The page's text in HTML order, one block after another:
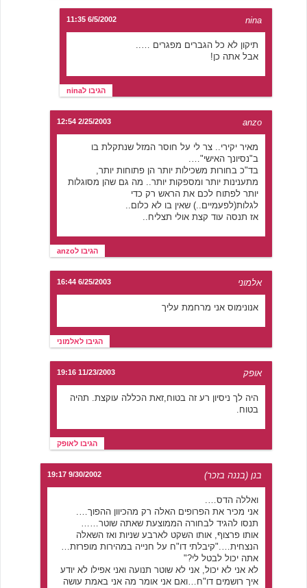
nina
6/5/2002 11:35
תיקון לא כל הגברים מפגרים …..
אבל אתה כן!
הגיבו לnina
anzo
2/25/2003 12:54
מאיר יקירי.. צר לי על חוסר המזל שנתקלת בו
ב"נסיונך האישי"….
בד"כ בחורות משכילות יותר הן פתוחות יותר,
מתענינות יותר ומספקות יותר.. מה גם שהן מסוגלות
יותר לפתוח לכם את הראש רק כדי
לגלות(לפעמיים..) שאין בו לא כלום..
אז תנסה עוד קצת אולי תצליח..
הגיבו לanzo
אלמוני 6/25/2003 16:44
אנונימוס אני מרחמת עליך
הגיבו לאלמוני
אופק 11/23/2003 19:16
היה לך ניסיון רע זה בטוח,זאת הכללה עוקצת. תהיה
בטוח.
הגיבו לאופק
בנן (בננה בזכר) 9/30/2002 19:17
ואללה הדס….
אני מכיר את הפרופים האלה רק מהכיוון ההפוך….
תנסו להגיד לבחורה הממוצעת שאתה שוטר……
אותו פרצוף, אותו השקט לארבע שניות ואז השאלה
הנצחית…."קיבלתי דו"ח על חנייה במהירות מופרזת…
אתה יכול לבטל לי?"
לא אני לא יכול, אני לא שוטר תנועה ואני אפילו לא יודע
איך רושמים דו"ח…ואם אני אומר מה אני באמת עושה